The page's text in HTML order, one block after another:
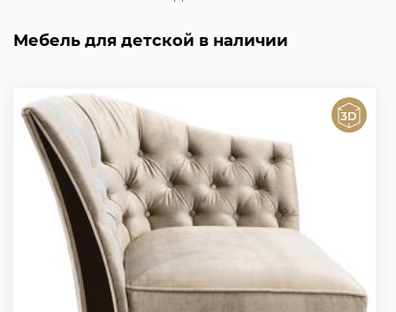
Мебель для детской в наличии